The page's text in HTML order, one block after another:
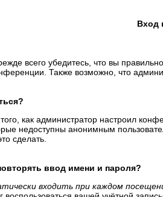
Вход
всего убедитесь, что вы
Также возможно, что
как администратор настроил
недоступны анонимным
сделать.
ввод имени и пароля?
входить при каждом